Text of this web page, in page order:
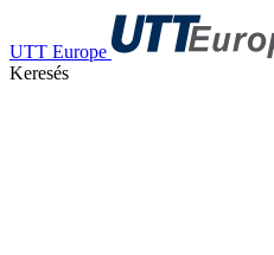
UTT Europe
Keresés